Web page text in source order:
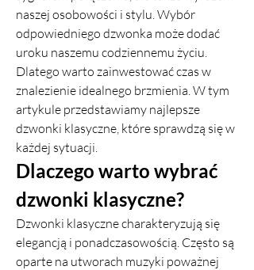
naszej osobowości i stylu. Wybór
odpowiedniego dzwonka może dodać
uroku naszemu codziennemu życiu.
Dlatego warto zainwestować czas w
znalezienie idealnego brzmienia. W tym
artykule przedstawiamy najlepsze
dzwonki klasyczne, które sprawdzą się w
każdej sytuacji.
Dlaczego warto wybrać
dzwonki klasyczne?
Dzwonki klasyczne charakteryzują się
elegancją i ponadczasowością. Często są
oparte na utworach muzyki poważnej